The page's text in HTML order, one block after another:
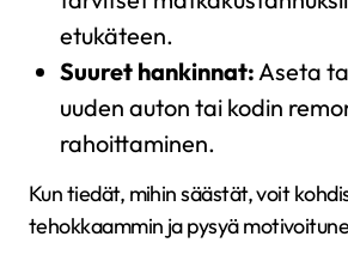
etukäteen.
Suuret hankinnat:Aseta
uuden auton tai kodin
rahoittaminen.
Kun tiedät, mihin säästät, voit
tehokkaammin ja pysyä